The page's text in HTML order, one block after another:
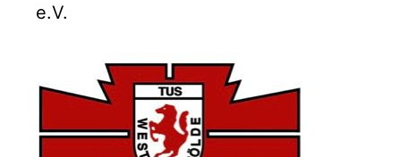
e.V.